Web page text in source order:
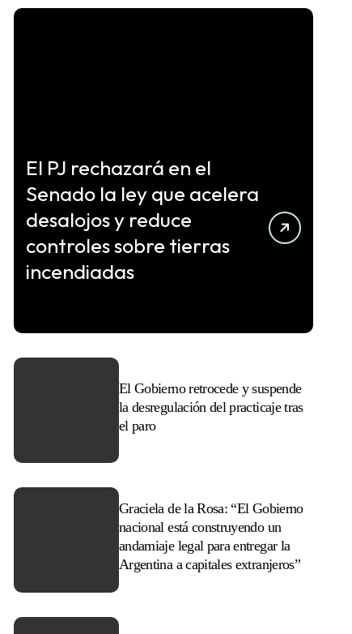
El PJ rechazará en el
Senado la ley que acelera
desalojos y reduce
controles sobre tierras
incendiadas
El Gobierno retrocede y suspende
la desregulación del practicaje tras
el paro
Graciela de la Rosa: “El Gobierno
nacional está construyendo un
andamiaje legal para entregar la
Argentina a capitales extranjeros”